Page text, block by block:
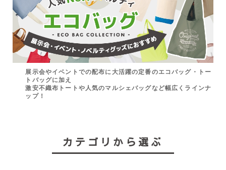
展示会やイベントでの配布に大活躍の定番のエコバッグ・トー
トバッグに加え
激安不織布トートや人気のマルシェバッグなど幅広くラインナ
ップ！
カテゴリから選ぶ